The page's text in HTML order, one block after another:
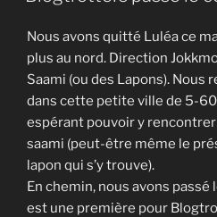
Nous avons quitté Luléa ce
plus au nord. Direction
Saami (ou des Lapons). Nous
dans cette petite ville de 5-
espérant pouvoir y
saami (peut-être même le
lapon qui s’y trouve).
En chemin, nous avons passé
est une première pour